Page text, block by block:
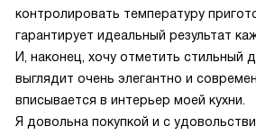
контролировать температуру
гарантирует идеальный результат
И, наконец, хочу отметить стильный
выглядит очень элегантно и
вписывается в интерьер моей кухни.
Я довольна покупкой и с